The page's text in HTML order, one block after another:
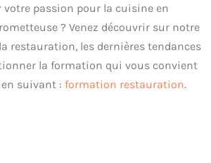
votre passion pour la cuisine en
? Venez découvrir sur notre
restauration, les dernières tendances
la formation qui vous convient
suivant : formation restauration.